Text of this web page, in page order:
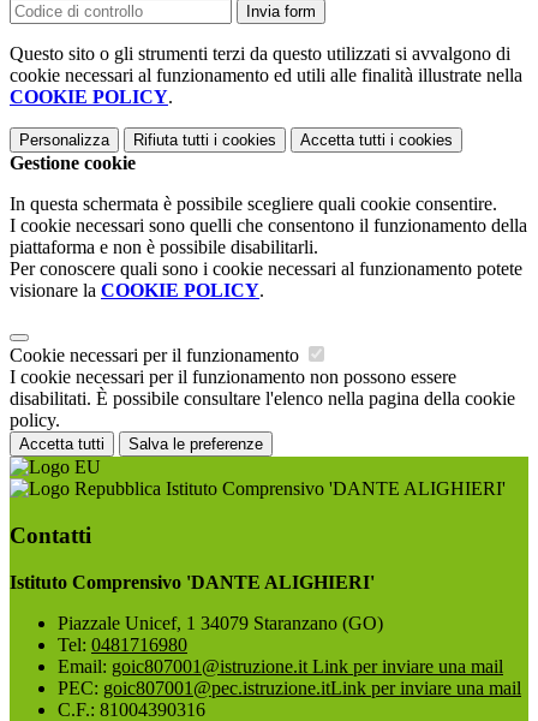
Invia form
Questo sito o gli strumenti terzi da questo utilizzati si avvalgono di
cookie necessari al funzionamento ed utili alle finalità illustrate nella
COOKIE POLICY.
Personalizza Rifiuta tutti i cookies Accetta tutti i cookies
Gestione cookie
In questa schermata è possibile scegliere quali cookie consentire.
I cookie necessari sono quelli che consentono il funzionamento della
piattaforma e non è possibile disabilitarli.
Per conoscere quali sono i cookie necessari al funzionamento potete
visionare la COOKIE POLICY.
Cookie necessari per il funzionamento
I cookie necessari per il funzionamento non possono essere
disabilitati. È possibile consultare l'elenco nella pagina della cookie
policy.
Accetta tutti Salva le preferenze
Istituto Comprensivo 'DANTE ALIGHIERI'
Contatti
Istituto Comprensivo 'DANTE ALIGHIERI'
Piazzale Unicef, 1 34079 Staranzano (GO)
Tel: 0481716980
Email: goic807001@istruzione.it Link per inviare una mail
PEC: goic807001@pec.istruzione.itLink per inviare una mail
C.F.: 81004390316